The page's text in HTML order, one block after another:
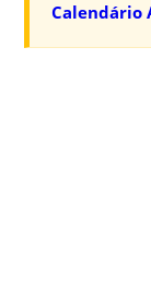
Calendário